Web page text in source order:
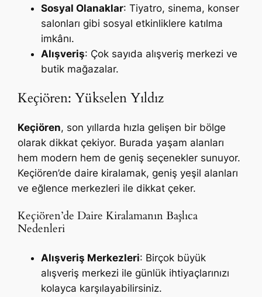
Sosyal Olanaklar: Tiyatro, sinema, konser
salonları gibi sosyal etkinliklere katılma
imkânı.
Alışveriş: Çok sayıda alışveriş merkezi ve
butik mağazalar.
Keçiören: Yükselen Yıldız
Keçiören, son yıllarda hızla gelişen bir bölge
olarak dikkat çekiyor. Burada yaşam alanları
hem modern hem de geniş seçenekler sunuyor.
Keçiören’de daire kiralamak, geniş yeşil alanları
ve eğlence merkezleri ile dikkat çeker.
Keçiören’de Daire Kiralamanın Başlıca
Nedenleri
Alışveriş Merkezleri: Birçok büyük
alışveriş merkezi ile günlük ihtiyaçlarınızı
kolayca karşılayabilirsiniz.